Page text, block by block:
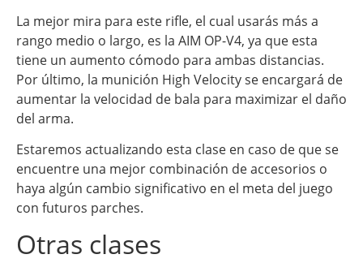
La mejor mira para este rifle, el cual usarás más a
rango medio o largo, es la AIM OP-V4, ya que esta
tiene un aumento cómodo para ambas distancias.
Por último, la munición High Velocity se encargará de
aumentar la velocidad de bala para maximizar el daño
del arma.
Estaremos actualizando esta clase en caso de que se
encuentre una mejor combinación de accesorios o
haya algún cambio significativo en el meta del juego
con futuros parches.
Otras clases